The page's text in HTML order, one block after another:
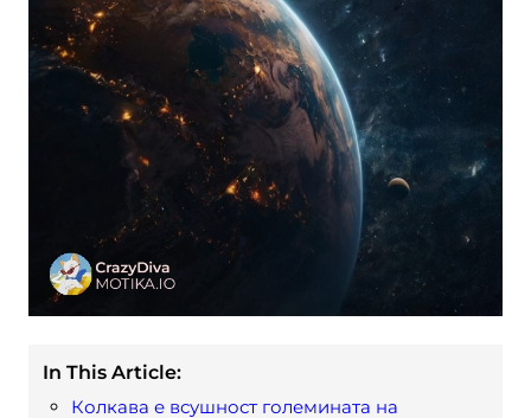
In This Article:
Колкава е всушност големината на